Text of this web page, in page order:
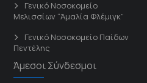
Γενικό Νοσοκομείο
Μελισσίων “Άμαλία Φλέμιγκ”
Γενικό Νοσοκομείο Παίδων
Πεντέλης
Άμεσοι Σύνδεσμοι